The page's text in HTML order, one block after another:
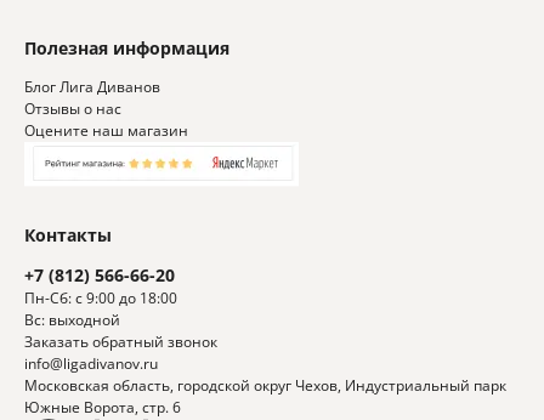
Контакты
+7 (812) 566-66-20
Пн-Сб: с 9:00 до 18:00
Вс: выходной
Заказать обратный звонок
info@ligadivanov.ru
Московская область, городской округ Чехов, Индустриальный парк
Южные Ворота, стр. 6
Полезная информация
Блог Лига Диванов
Отзывы о нас
Оцените наш магазин